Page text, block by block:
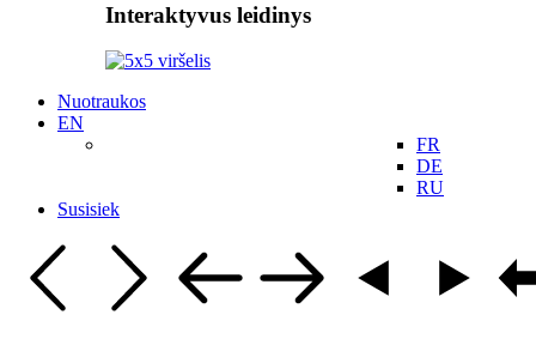
Interaktyvus leidinys
Nuotraukos
EN
FR
DE
RU
Susisiek